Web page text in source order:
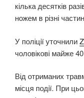
кілька десятків
ножем в різні
У поліції уточнили
чоловікові майже
Від отриманих
місця події. При